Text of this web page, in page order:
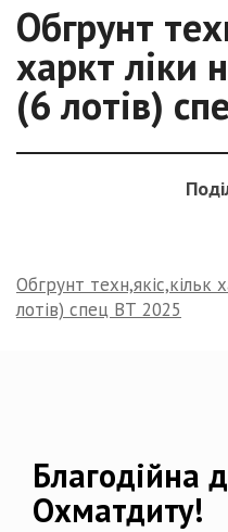
Обгрунт
харкт
(6 лотів)
Обгрунт
лотів) спец ВТ 2025
Благодійна
Охматдиту!